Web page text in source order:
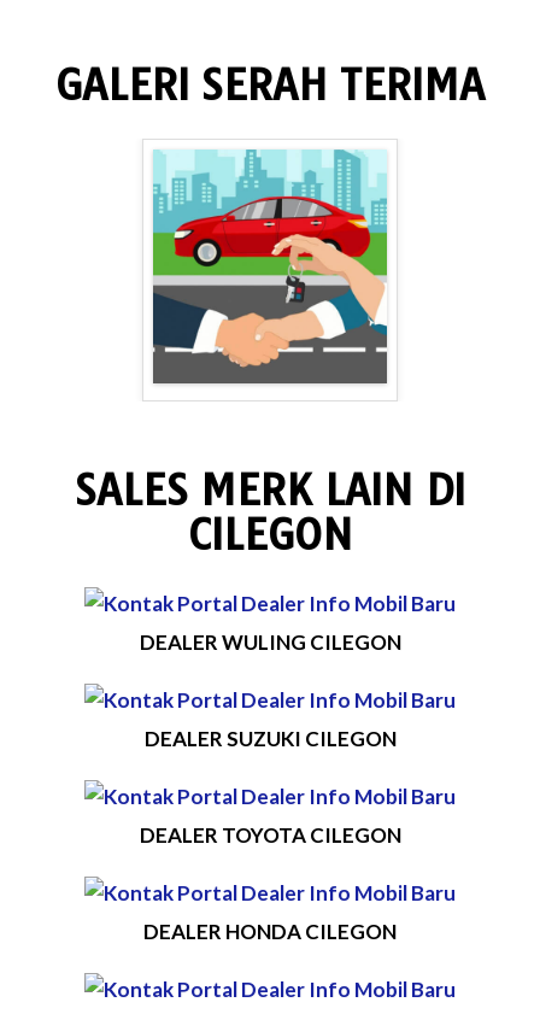
GALERI SERAH TERIMA
SALES MERK LAIN DI
CILEGON
DEALER WULING CILEGON
DEALER SUZUKI CILEGON
DEALER TOYOTA CILEGON
DEALER HONDA CILEGON